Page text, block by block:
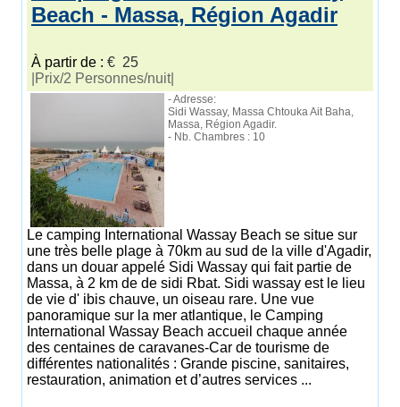
Beach - Massa, Région Agadir
À partir de : € 25
|Prix/2 Personnes/nuit|
- Adresse:
Sidi Wassay, Massa Chtouka Ait Baha,
Massa, Région Agadir.
- Nb. Chambres : 10
Le camping International Wassay Beach se situe sur
une très belle plage à 70km au sud de la ville d'Agadir,
dans un douar appelé Sidi Wassay qui fait partie de
Massa, à 2 km de de sidi Rbat. Sidi wassay est le lieu
de vie d' ibis chauve, un oiseau rare. Une vue
panoramique sur la mer atlantique, le Camping
International Wassay Beach accueil chaque année
des centaines de caravanes-Car de tourisme de
différentes nationalités : Grande piscine, sanitaires,
restauration, animation et d’autres services ...